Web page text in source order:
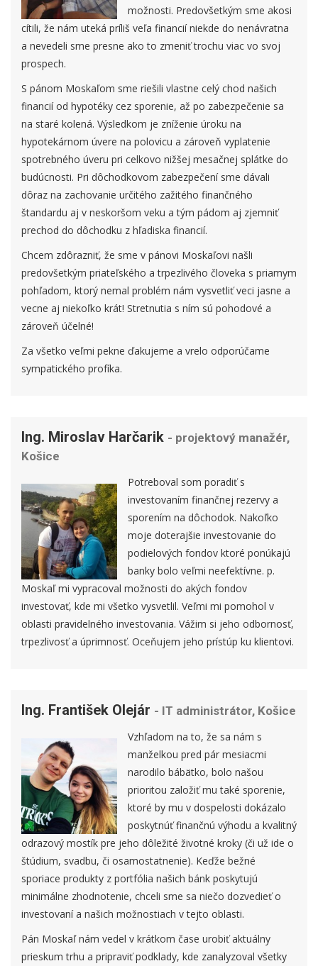
možnosti. Predovšetkým sme akosi
cítili, že nám uteká príliš veľa financií niekde do nenávratna
a nevedeli sme presne ako to zmeniť trochu viac vo svoj
prospech.
S pánom Moskaľom sme riešili vlastne celý chod našich
financií od hypotéky cez sporenie, až po zabezpečenie sa
na staré kolená. Výsledkom je zníženie úroku na
hypotekárnom úvere na polovicu a zároveň vyplatenie
spotrebného úveru pri celkovo nižšej mesačnej splátke do
budúcnosti. Pri dôchodkovom zabezpečení sme dávali
dôraz na zachovanie určitého zažitého finančného
štandardu aj v neskoršom veku a tým pádom aj zjemniť
prechod do dôchodku z hľadiska financií.
Chcem zdôrazniť, že sme v pánovi Moskaľovi našli
predovšetkým priateľského a trpezlivého človeka s priamym
pohľadom, ktorý nemal problém nám vysvetliť veci jasne a
vecne aj niekoľko krát! Stretnutia s ním sú pohodové a
zároveň účelné!
Za všetko veľmi pekne ďakujeme a vrelo odporúčame
sympatického profíka.
Ing. Miroslav Harčarik - projektový manažér,
Košice
Potreboval som poradiť s
investovaním finančnej rezervy a
sporením na dôchodok. Nakoľko
moje doterajšie investovanie do
podielových fondov ktoré ponúkajú
banky bolo veľmi neefektívne. p.
Moskaľ mi vypracoval možnosti do akých fondov
investovať, kde mi všetko vysvetlil. Veľmi mi pomohol v
oblasti pravidelného investovania. Vážim si jeho odbornosť,
trpezlivosť a úprimnosť. Oceňujem jeho prístúp ku klientovi.
Ing. František Olejár - IT administrátor, Košice
Vzhľadom na to, že sa nám s
manželkou pred pár mesiacmi
narodilo bábätko, bolo našou
prioritou založiť mu také sporenie,
ktoré by mu v dospelosti dokázalo
poskytnúť finančnú výhodu a kvalitný
odrazový mostík pre jeho dôležité životné kroky (či už ide o
štúdium, svadbu, či osamostatnenie). Keďže bežné
sporiace produkty z portfólia našich bánk poskytujú
minimálne zhodnotenie, chceli sme sa niečo dozvedieť o
investovaní a našich možnostiach v tejto oblasti.
Pán Moskaľ nám vedel v krátkom čase urobiť aktuálny
prieskum trhu a pripraviť podklady, kde zanalyzoval všetky